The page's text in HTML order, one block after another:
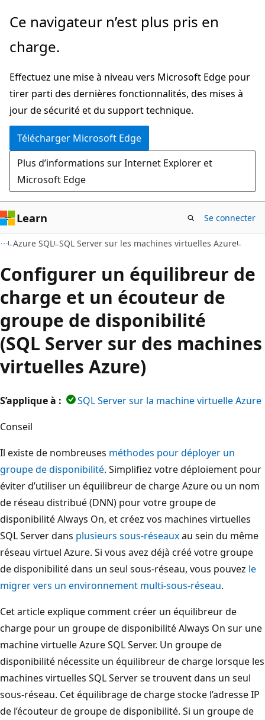
Passer
directement
au
principal
Ce navigateur n’est plus pris en
charge.
Effectuez une mise à niveau vers Microsoft Edge pour
tirer parti des dernières fonctionnalités, des mises à
jour de sécurité et du support technique.
Télécharger Microsoft Edge
Plus d’informations sur Internet Explorer et
Microsoft Edge
Learn Se connecter
Azure SQL SQL Server sur les machines virtuelles Azure
Configurer un équilibreur de
charge et un écouteur de
groupe de disponibilité
(SQL Server sur des machines
virtuelles Azure)
S’applique à :
SQL Server sur la machine virtuelle Azure
Conseil
Il existe de nombreuses méthodes pour déployer un
groupe de disponibilité. Simplifiez votre déploiement pour
éviter d’utiliser un équilibreur de charge Azure ou un nom
de réseau distribué (DNN) pour votre groupe de
disponibilité Always On, et créez vos machines virtuelles
SQL Server dans plusieurs sous-réseauxau sein du même
réseau virtuel Azure. Si vous avez déjà créé votre groupe
de disponibilité dans un seul sous-réseau, vous pouvez le
migrer vers un environnement multi-sous-réseau.
Cet article explique comment créer un équilibreur de
charge pour un groupe de disponibilité Always On sur une
machine virtuelle Azure SQL Server. Un groupe de
disponibilité nécessite un équilibreur de charge lorsque les
machines virtuelles SQL Server se trouvent dans un seul
sous-réseau. Cet équilibrage de charge stocke l’adresse IP
de l’écouteur de groupe de disponibilité. Si un groupe de